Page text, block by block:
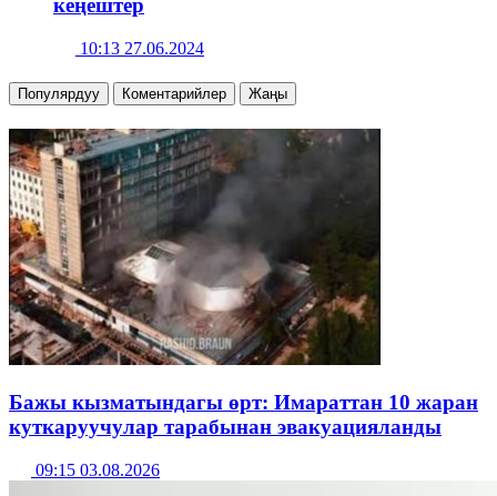
кеңештер
10:13 27.06.2024
Популярдуу Коментарийлер Жаңы
Бажы кызматындагы өрт: Имараттан 10 жаран
куткаруучулар тарабынан эвакуацияланды
09:15 03.08.2026